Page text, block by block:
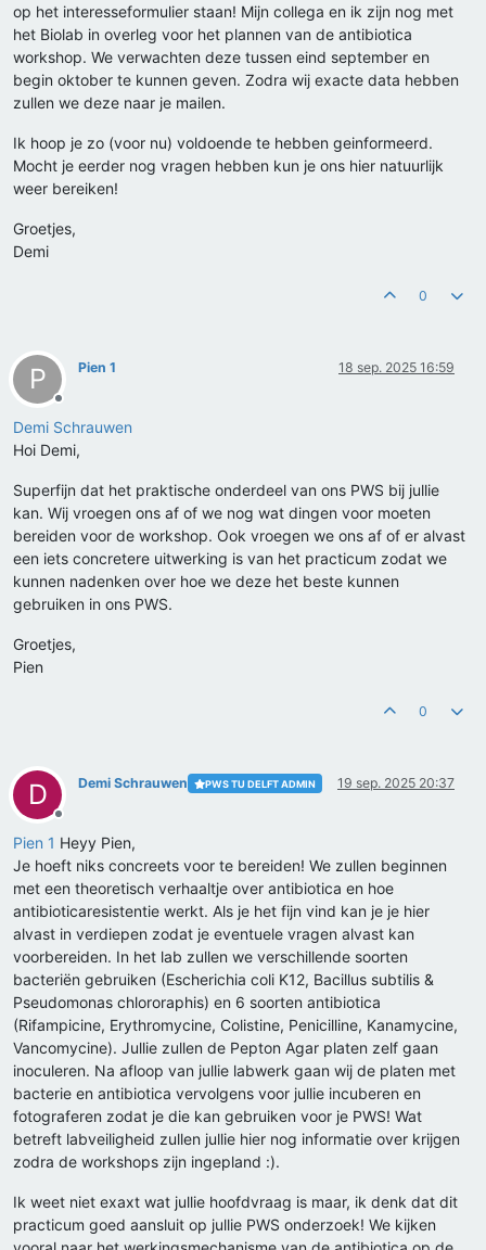
op het interesseformulier staan! Mijn collega en ik zijn nog met
het Biolab in overleg voor het plannen van de antibiotica
workshop. We verwachten deze tussen eind september en
begin oktober te kunnen geven. Zodra wij exacte data hebben
zullen we deze naar je mailen.
Ik hoop je zo (voor nu) voldoende te hebben geinformeerd.
Mocht je eerder nog vragen hebben kun je ons hier natuurlijk
weer bereiken!
Groetjes,
Demi
0
P
Offline
Pien 1 18 sep. 2025 16:59
Demi Schrauwen
Hoi Demi,
Superfijn dat het praktische onderdeel van ons PWS bij jullie
kan. Wij vroegen ons af of we nog wat dingen voor moeten
bereiden voor de workshop. Ook vroegen we ons af of er alvast
een iets concretere uitwerking is van het practicum zodat we
kunnen nadenken over hoe we deze het beste kunnen
gebruiken in ons PWS.
Groetjes,
Pien
0
D
Offline
Demi Schrauwen PWS TU DELFT ADMIN 19 sep. 2025 20:37
Pien 1 Heyy Pien,
Je hoeft niks concreets voor te bereiden! We zullen beginnen
met een theoretisch verhaaltje over antibiotica en hoe
antibioticaresistentie werkt. Als je het fijn vind kan je je hier
alvast in verdiepen zodat je eventuele vragen alvast kan
voorbereiden. In het lab zullen we verschillende soorten
bacteriën gebruiken (Escherichia coli K12, Bacillus subtilis &
Pseudomonas chlororaphis) en 6 soorten antibiotica
(Rifampicine, Erythromycine, Colistine, Penicilline, Kanamycine,
Vancomycine). Jullie zullen de Pepton Agar platen zelf gaan
inoculeren. Na afloop van jullie labwerk gaan wij de platen met
bacterie en antibiotica vervolgens voor jullie incuberen en
fotograferen zodat je die kan gebruiken voor je PWS! Wat
betreft labveiligheid zullen jullie hier nog informatie over krijgen
zodra de workshops zijn ingepland :).
Ik weet niet exaxt wat jullie hoofdvraag is maar, ik denk dat dit
practicum goed aansluit op jullie PWS onderzoek! We kijken